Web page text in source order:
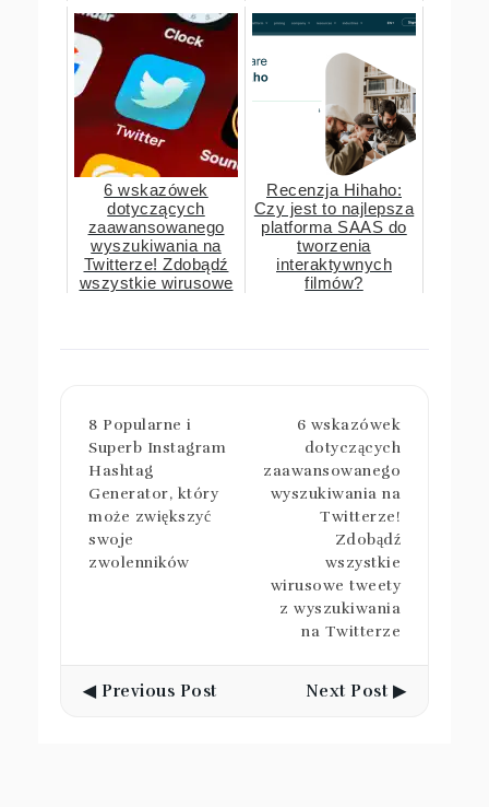
6 wskazówek
dotyczących
zaawansowanego
wyszukiwania na
Twitterze! Zdobądź
wszystkie wirusowe
Recenzja Hihaho:
Czy jest to najlepsza
platforma SAAS do
tworzenia
interaktywnych
filmów?
8 Popularne i
Superb Instagram
Hashtag
Generator, który
może zwiększyć
swoje
zwolenników
6 wskazówek
dotyczących
zaawansowanego
wyszukiwania na
Twitterze!
Zdobądź
wszystkie
wirusowe tweety
z wyszukiwania
na Twitterze
◀ Previous Post Next Post ▶